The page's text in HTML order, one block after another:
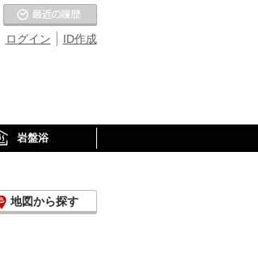
ID作成
ログイン
お気に入りの温泉
岩盤浴
地図から探す